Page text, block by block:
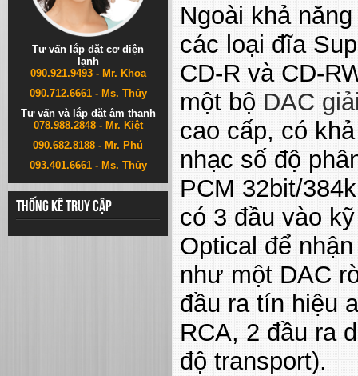
Tư vấn lắp đặt cơ điện
lạnh
090.921.9493 - Mr. Khoa
090.712.6661 - Ms. Thủy
Tư vấn và lắp đặt âm thanh
078.988.2848 - Mr. Kiệt
090.682.8188 - Mr. Phú
093.401.6661 - Ms. Thủy
Thống kê truy cập
Ngoài khả
các loại đĩa
CD-R và CD-
một bộ DAC
cao cấp, có
nhạc số độ
PCM 32bit/
có 3 đầu vào
Optical để
như một DAC
đầu ra tín hiệu
RCA, 2 đầu ra
độ transport).